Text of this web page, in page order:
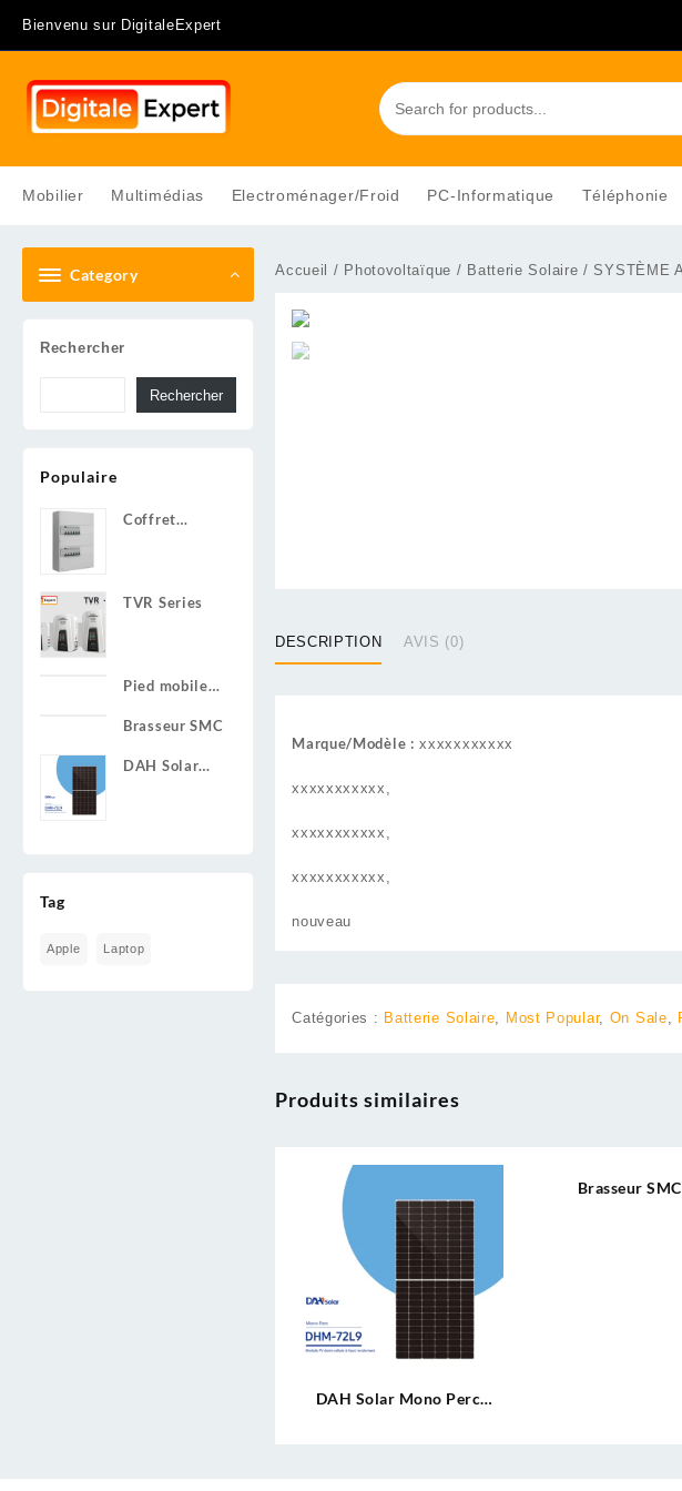
Bienvenu sur DigitaleExpert
Mobilier Multimédias Electroménager/Froid PC-Informatique Téléphonie
Category
Rechercher
Rechercher
Populaire
Coffret
TVR Series
Pied mobile
60 à 100
pouces
Brasseur SMC
DAH Solar
Tag
Apple Laptop
Accueil / Photovoltaïque / Batterie Solaire / SYSTÈME
DESCRIPTION AVIS (0)
Marque/Modèle : xxxxxxxxxxx
xxxxxxxxxxx,
xxxxxxxxxxx,
xxxxxxxxxxx,
nouveau
Catégories : Batterie Solaire, Most Popular, On Sale,
Produits similaires
DAH Solar Mono Perc
Brasseur SMC